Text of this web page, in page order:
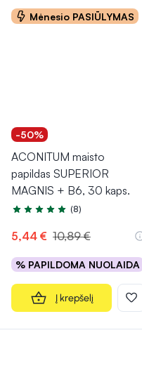
Mėnesio PASIŪLYMAS
-50%
ACONITUM maisto
papildas SUPERIOR
MAGNIS + B6, 30 kaps.
Įvertinimas 5.0 iš 5
(8)
5,44 € 10,89 €
% PAPILDOMA NUOLAIDA
Į krepšelį